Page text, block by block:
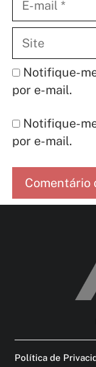
mail
Notifique-
por e-mail.
Notifique-
por e-mail.
Política de